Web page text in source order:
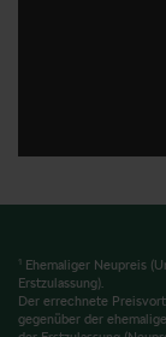
1 Ehemaliger Neupreis
Erstzulassung).
Der errechnete
gegenüber der